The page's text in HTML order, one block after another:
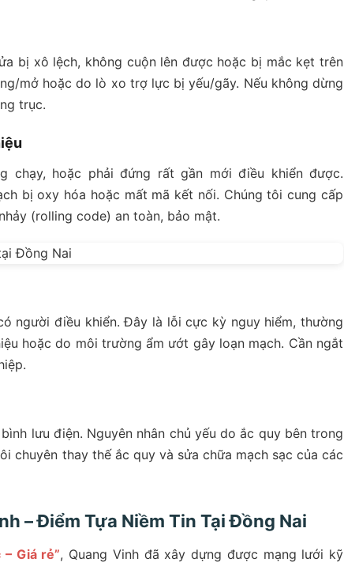
bị xô lệch, không cuộn lên được hoặc bị mắc kẹt trên
mở hoặc do lò xo trợ lực bị yếu/gãy. Nếu không dừng
trục.
chạy, hoặc phải đứng rất gần mới điều khiển được.
bị oxy hóa hoặc mất mã kết nối. Chúng tôi cung cấp
(rolling code) an toàn, bảo mật.
người điều khiển. Đây là lỗi cực kỳ nguy hiểm, thường
hoặc do môi trường ẩm ướt gây loạn mạch. Cần ngắt
lưu điện. Nguyên nhân chủ yếu do ắc quy bên trong
chuyên thay thế ắc quy và sửa chữa mạch sạc của các
– Điểm Tựa Niềm Tin Tại Đồng Nai
Giá rẻ”, Quang Vinh đã xây dựng được mạng lưới kỹ